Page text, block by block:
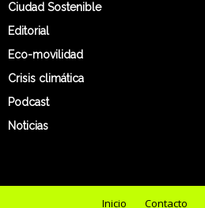
Ciudad Sostenible
Editorial
Eco-movilidad
Crisis climática
Podcast
Noticias
Inicio Contacto